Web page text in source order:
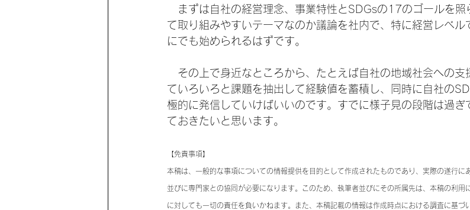
まずは自社の経営理念、事業特性とSDGsの17のゴールを照
て取り組みやすいテーマなのか議論を社内で、特に経営レベ
にでも始められるはずです。
その上で身近なところから、たとえば自社の地域社会への支
ていろいろと課題を抽出して経験値を蓄積し、同時に自社の
極的に発信していけばいいのです。すでに様子見の段階は過
ておきたいと思います。
【免責事項】
本稿は、一般的な事項についての情報提供を目的として作成されたものであり、実際の遂行に
並びに専門家との協同が必要になります。このため、執筆者並びにその所属先は、本稿の利用
に対しても一切の責任を負いかねます。また、本稿記載の情報は作成時点における調査に基づ